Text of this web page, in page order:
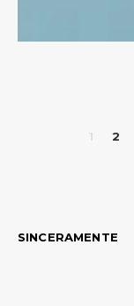
1 2
SINCERAMENTE